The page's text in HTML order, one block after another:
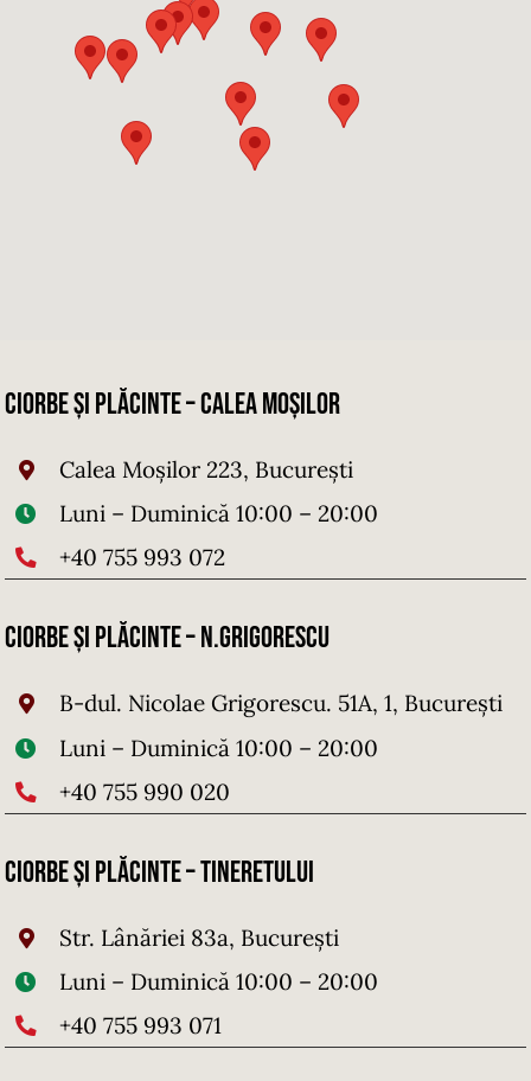
Ciorbe și Plăcinte – Calea Moșilor
Calea Moșilor 223, București
Luni – Duminică 10:00 – 20:00
+40 755 993 072
Ciorbe și Plăcinte – N.Grigorescu
B-dul. Nicolae Grigorescu. 51A, 1, București
Luni – Duminică 10:00 – 20:00
+40 755 990 020
Ciorbe și Plăcinte – Tineretului
Str. Lânăriei 83a, București
Luni – Duminică 10:00 – 20:00
+40 755 993 071